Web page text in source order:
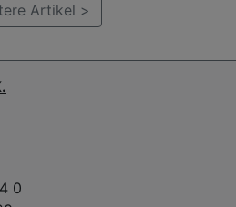
Artikel >
0